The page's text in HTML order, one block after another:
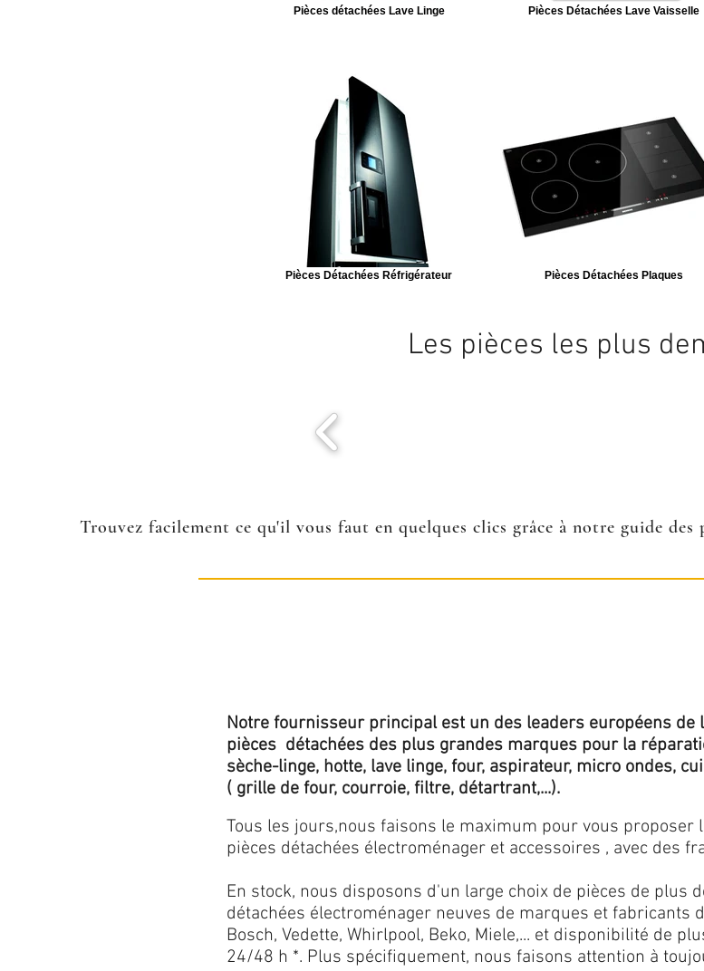
Pièces détachées Lave Linge Pièces Détachées Lave Vaisselle
Pièces Détachées Réfrigérateur Pièces Détachées Plaques
Les pièces les plus
Trouvez facilement ce qu'il vous faut en quelques clics grâce à notre guide des
Notre fournisseur principal est un des leaders européens de
pièces détachées des plus grandes marques pour la
sèche-linge, hotte, lave linge, four, aspirateur, micro ondes,
( grille de four, courroie, filtre, détartrant,...).
Tous les jours,nous faisons le maximum pour vous
pièces détachées électroménager et accessoires , avec des
En stock, nous disposons d'un large choix de pièces de plus
détachées électroménager neuves de marques et fabricants
Bosch, Vedette, Whirlpool, Beko, Miele,... et disponibilité de
24/48 h *. Plus spécifiquement, nous faisons attention à